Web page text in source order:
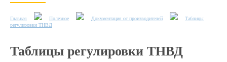
Главная Полезное Документация от производителей
Таблицы
регулировки ТНВД
Таблицы регулировки ТНВД